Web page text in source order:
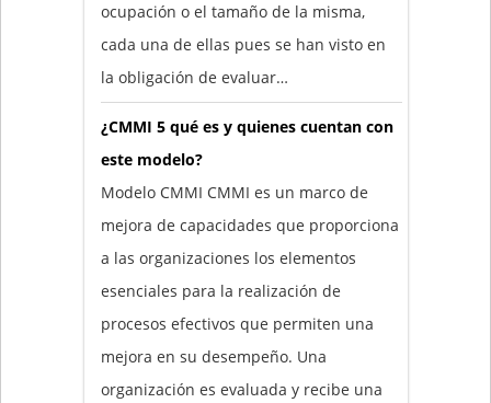
ocupación o el tamaño de la misma,
cada una de ellas pues se han visto en
la obligación de evaluar…
¿CMMI 5 qué es y quienes cuentan con
este modelo?
Modelo CMMI CMMI es un marco de
mejora de capacidades que proporciona
a las organizaciones los elementos
esenciales para la realización de
procesos efectivos que permiten una
mejora en su desempeño. Una
organización es evaluada y recibe una